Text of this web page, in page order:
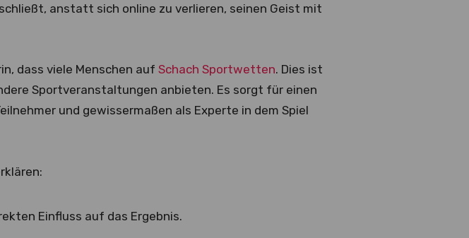
anstatt sich online zu verlieren, seinen Geist mit
dass viele Menschen auf Schach Sportwetten. Dies ist
Sportveranstaltungen anbieten. Es sorgt für einen
und gewissermaßen als Experte in dem Spiel
Einfluss auf das Ergebnis.